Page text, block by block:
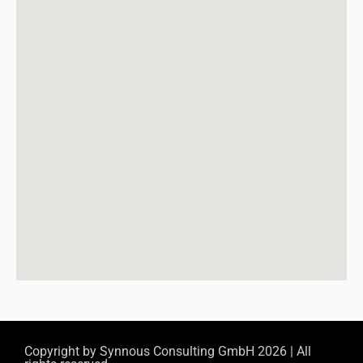
Copyright by Synnous Consulting GmbH 2026 | All